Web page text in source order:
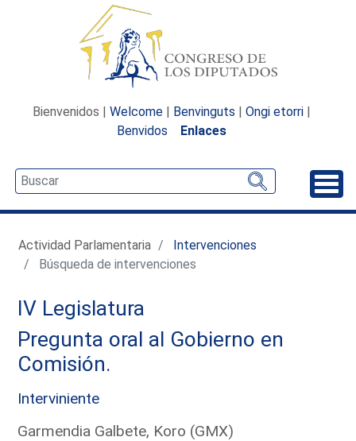
Bienvenidos | Welcome | Benvinguts | Ongi etorri |
Benvidos
Enlaces
Actividad Parlamentaria
Intervenciones
Búsqueda de intervenciones
IV Legislatura
Pregunta oral al Gobierno en
Comisión.
Interviniente
Garmendia Galbete, Koro (GMX)